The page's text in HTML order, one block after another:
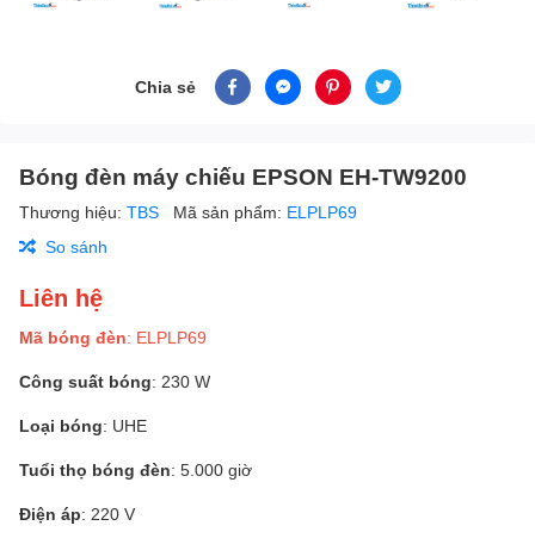
Chia sẻ
Bóng đèn máy chiếu EPSON EH-TW9200
Thương hiệu: TBS Mã sản phẩm: ELPLP69
So sánh
Liên hệ
Mã bóng đèn: ELPLP69
Công suất bóng: 230 W
Loại bóng: UHE
Tuổi thọ bóng đèn: 5.000 giờ
Điện áp: 220 V